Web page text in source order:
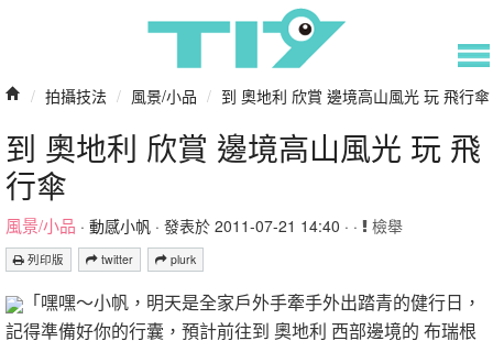
/ 拍攝技法 / 風景/小品 / 到 奧地利 欣賞 邊境高山風光 玩 飛行傘
到 奧地利 欣賞 邊境高山風光 玩 飛
行傘
風景/小品 · 動感小帆 · 發表於 2011-07-21 14:40 · · 檢舉
列印版 twitter plurk
「嘿嘿～小帆，明天是全家戶外手牽手外出踏青的健行日，
記得準備好你的行囊，預計前往到 奧地利 西部邊境的 布瑞根